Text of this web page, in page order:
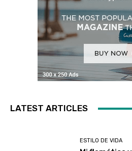
LATEST ARTICLES
ESTILO DE VIDA